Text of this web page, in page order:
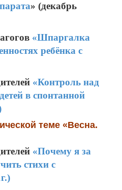
» (декабрь
«Шпаргалка
ребёнка с
«Контроль над
в спонтанной
теме «Весна.
«Почему я за
стихи с